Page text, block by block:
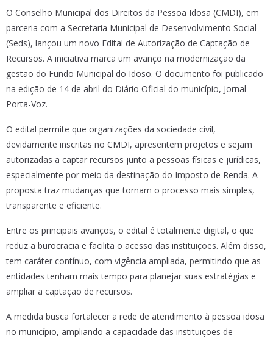
O Conselho Municipal dos Direitos da Pessoa Idosa (CMDI), em
parceria com a Secretaria Municipal de Desenvolvimento Social
(Seds), lançou um novo Edital de Autorização de Captação de
Recursos. A iniciativa marca um avanço na modernização da
gestão do Fundo Municipal do Idoso. O documento foi publicado
na edição de 14 de abril do Diário Oficial do município, Jornal
Porta-Voz.
O edital permite que organizações da sociedade civil,
devidamente inscritas no CMDI, apresentem projetos e sejam
autorizadas a captar recursos junto a pessoas físicas e jurídicas,
especialmente por meio da destinação do Imposto de Renda. A
proposta traz mudanças que tornam o processo mais simples,
transparente e eficiente.
Entre os principais avanços, o edital é totalmente digital, o que
reduz a burocracia e facilita o acesso das instituições. Além disso,
tem caráter contínuo, com vigência ampliada, permitindo que as
entidades tenham mais tempo para planejar suas estratégias e
ampliar a captação de recursos.
A medida busca fortalecer a rede de atendimento à pessoa idosa
no município, ampliando a capacidade das instituições de